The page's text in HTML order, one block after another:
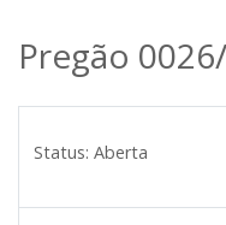
Pregão
Status: Aberta